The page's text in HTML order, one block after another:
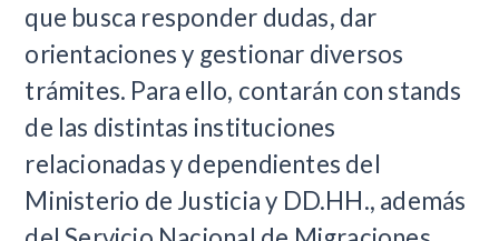
que busca responder dudas, dar
orientaciones y gestionar diversos
trámites. Para ello, contarán con stands
de las distintas instituciones
relacionadas y dependientes del
Ministerio de Justicia y DD.HH., además